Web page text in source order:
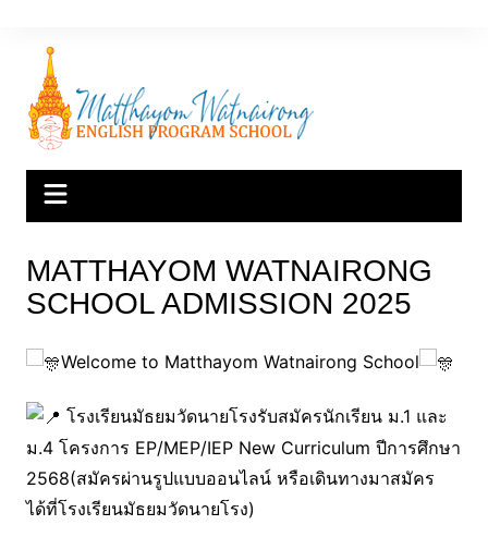
content
MATTHAYOM WATNAIRONG
SCHOOL ADMISSION 2025
Welcome to Matthayom Watnairong School
โรงเรียนมัธยมวัดนายโรงรับสมัครนักเรียน ม.1 และ
ม.4 โครงการ EP/MEP/IEP New Curriculum ปีการศึกษา
2568(สมัครผ่านรูปแบบออนไลน์ หรือเดินทางมาสมัคร
ได้ที่โรงเรียนมัธยมวัดนายโรง)